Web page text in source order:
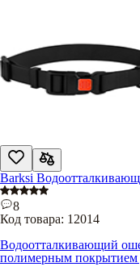
Barksi
8
Код товара: 12014
Водоотталкивающий
полимерным покрытием